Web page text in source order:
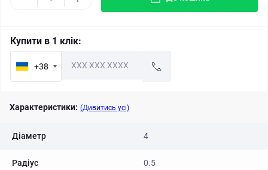
Купити в 1 клік:
+38
Характеристики: (Дивитись усі)
Діаметр 4
Радіус 0.5